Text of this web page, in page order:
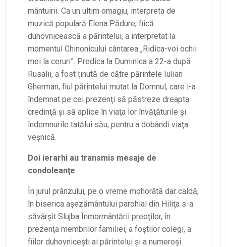
mântuirii. Ca un ultim omagiu, interpreta de
muzică populară Elena Pădure, fiică
duhovnicească a părintelui, a interpretat la
momentul Chinonicului cântarea „Ridica-voi ochii
mei la ceruri”. Predica la Duminica a 22-a după
Rusalii, a fost ţinută de către părintele Iulian
Gherman, fiul părintelui mutat la Domnul, care i-a
îndemnat pe cei prezenţi să păstreze dreapta
credinţă şi să aplice în viaţa lor învăţăturile şi
îndemnurile tatălui său, pentru a dobândi viaţa
veşnică.
Doi ierarhi au transmis mesaje de
condoleanţe
În jurul prânzului, pe o vreme mohorâtă dar caldă,
în biserica aşezământului parohial din Hiliţa s-a
săvârşit Slujba Înmormântării preoţilor, în
prezenţa membrilor familiei, a foştilor colegi, a
fiilor duhovniceşti ai părintelui şi a numeroşi